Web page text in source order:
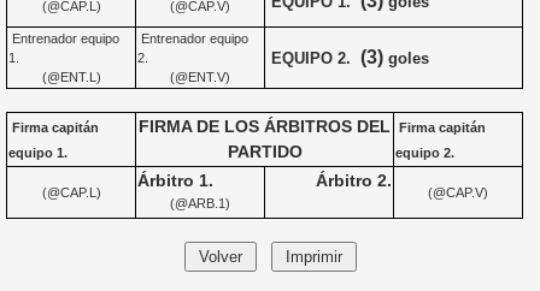
(@CAP.L)
(@CAP.V)
Entrenador equipo
1.
(@ENT.L)
Entrenador equipo
2.
(@ENT.V)
EQUIPO 2. (3) goles
Firma capitán
equipo 1.
FIRMA DE LOS ÁRBITROS DEL
PARTIDO
Firma capitán
equipo 2.
(@CAP.L)
Árbitro 1.
(@ARB.1)
Árbitro 2.
(@CAP.V)